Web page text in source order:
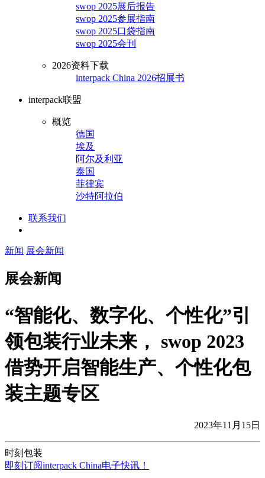
swop 2025展后报告
swop 2025参展指南
swop 2025口袋指南
swop 2025会刊
2026资料下载
interpack China 2026招展书
interpack联盟
概览
德国
埃及
阿尔及利亚
泰国
菲律宾
沙特阿拉伯
联系我们
新闻 展会新闻
展会新闻
“智能化、数字化、个性化”引
领包装行业未来， swop 2023
借势开启智能生产、个性化包
装主题专区
2023年11月15日
时刻包装
即刻订阅interpack China电子快讯！